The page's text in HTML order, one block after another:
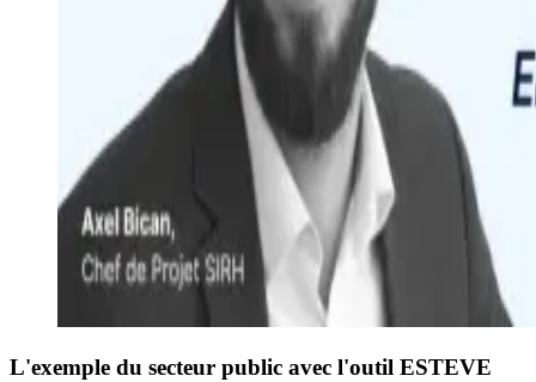
L'exemple du secteur public avec l'outil ESTEVE